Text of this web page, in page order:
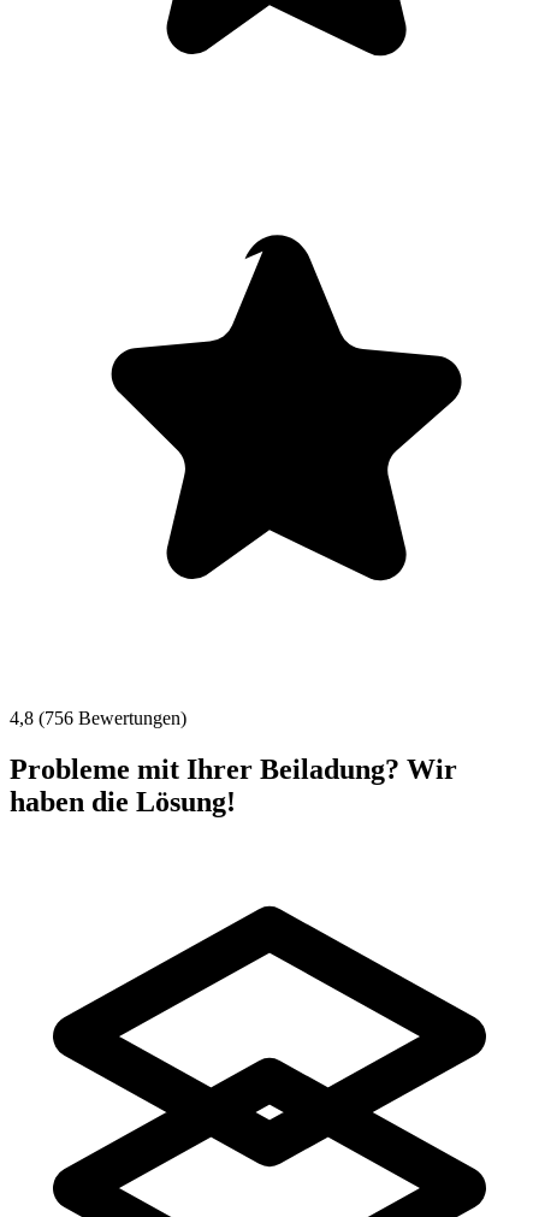
4,8 (756 Bewertungen)
Probleme mit Ihrer Beiladung? Wir
haben die Lösung!